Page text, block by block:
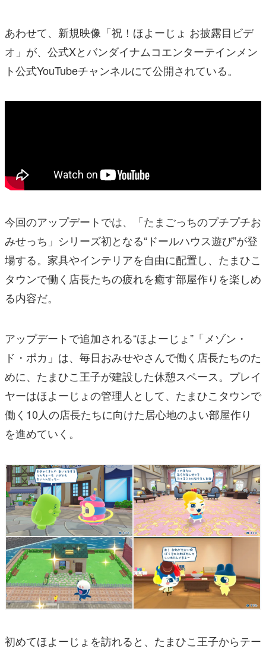
あわせて、新規映像「祝！ほよーじょ お披露目ビデ
オ」が、公式Xとバンダイナムコエンターテインメン
ト公式YouTubeチャンネルにて公開されている。
今回のアップデートでは、「たまごっちのプチプチお
みせっち」シリーズ初となる“ドールハウス遊び”が登
場する。家具やインテリアを自由に配置し、たまひこ
タウンで働く店長たちの疲れを癒す部屋作りを楽しめ
る内容だ。
アップデートで追加される“ほよーじょ”「メゾン・
ド・ポカ」は、毎日おみせやさんで働く店長たちのた
めに、たまひこ王子が建設した休憩スペース。プレイ
ヤーはほよーじょの管理人として、たまひこタウンで
働く10人の店長たちに向けた居心地のよい部屋作り
を進めていく。
初めてほよーじょを訪れると、たまひこ王子からテー